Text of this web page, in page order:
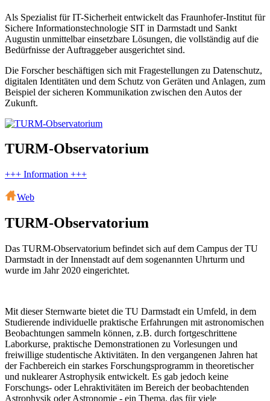
Als Spezialist für IT-Sicherheit entwickelt das Fraunhofer-Institut für
Sichere Informationstechnologie SIT in Darmstadt und Sankt
Augustin unmittelbar einsetzbare Lösungen, die vollständig auf die
Bedürfnisse der Auftraggeber ausgerichtet sind.
Die Forscher beschäftigen sich mit Fragestellungen zu Datenschutz,
digitalen Identitäten und dem Schutz von Geräten und Anlagen, zum
Beispiel der sicheren Kommunikation zwischen den Autos der
Zukunft.
TURM-Observatorium
+++ Information +++
Web
TURM-Observatorium
Das TURM-Observatorium befindet sich auf dem Campus der TU
Darmstadt in der Innenstadt auf dem sogenannten Uhrturm und
wurde im Jahr 2020 eingerichtet.
Mit dieser Sternwarte bietet die TU Darmstadt ein Umfeld, in dem
Studierende individuelle praktische Erfahrungen mit astronomischen
Beobachtungen sammeln können, z.B. durch fortgeschrittene
Laborkurse, praktische Demonstrationen zu Vorlesungen und
freiwillige studentische Aktivitäten. In den vergangenen Jahren hat
der Fachbereich ein starkes Forschungsprogramm in theoretischer
und nuklearer Astrophysik entwickelt. Es gab jedoch keine
Forschungs- oder Lehraktivitäten im Bereich der beobachtenden
Astrophysik oder Astronomie - ein Thema, das für viele